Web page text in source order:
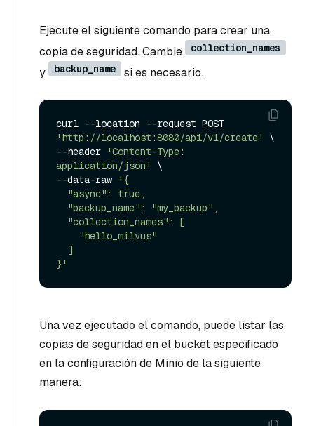
Ejecute el siguiente comando para crear una
copia de seguridad. Cambie
collection_names
y backup_name si es necesario.
'http://localhost:8080/api/v1/create'
\
--header
'Content-Type:
application/json'
\
--data-raw
'{
}'
Una vez ejecutado el comando, puede listar las
copias de seguridad en el bucket especificado
en la configuración de Minio de la siguiente
manera: